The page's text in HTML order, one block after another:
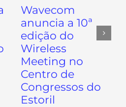
Wavecom
anuncia a 10ª
edição do
Wireless
Meeting no
Centro de
Congressos do
Estoril